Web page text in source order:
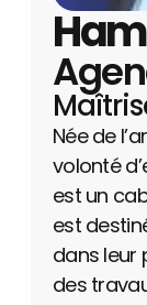
Née de
volonté
est un
est
dans leur
des